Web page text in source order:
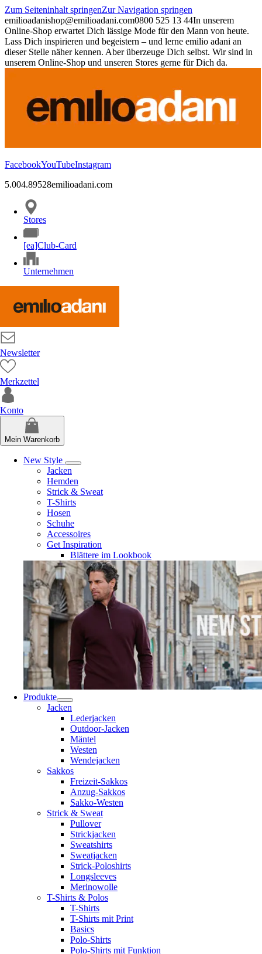
Zum Seiteninhalt springenZur Navigation springen
emilioadanishop@emilioadani.com0800 525 13 44In unserem
Online-Shop erwartet Dich lässige Mode für den Mann von heute.
Lass Dich inspirieren und begeistern – und lerne emilio adani an
dieser Stelle näher kennen. Aber überzeuge Dich selbst. Wir sind in
unserem Online-Shop und unseren Stores gerne für Dich da.
FacebookYouTubeInstagram
5.004.89528emilioadani.com
Stores
[ea]Club-Card
Unternehmen
Newsletter
Merkzettel
Konto
Mein Warenkorb
New Style
Jacken
Hemden
Strick & Sweat
T-Shirts
Hosen
Schuhe
Accessoires
Get Inspiration
Blättere im Lookbook
Produkte
Jacken
Lederjacken
Outdoor-Jacken
Mäntel
Westen
Wendejacken
Sakkos
Freizeit-Sakkos
Anzug-Sakkos
Sakko-Westen
Strick & Sweat
Pullover
Strickjacken
Sweatshirts
Sweatjacken
Strick-Poloshirts
Longsleeves
Merinowolle
T-Shirts & Polos
T-Shirts
T-Shirts mit Print
Basics
Polo-Shirts
Polo-Shirts mit Funktion